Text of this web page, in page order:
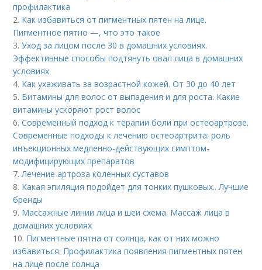
профилактика
2. Как избавиться от пигментных пятен на лице.
Пигментное пятно —, что это такое
3.Уход за лицом после 30 в домашних условиях.
Эффективные способы подтянуть овал лица в домашних
условиях
4. Как ухаживать за возрастной кожей. От 30 до 40 лет
5. Витамины для волос от выпадения и для роста. Какие
витамины ускоряют рост волос
6.Современный подход к терапии боли при остеоартрозе.
Современные подходы к лечению остеоартрита: роль
инъекционных медленно-действующих симптом-
модифицирующих препаратов
7.Лечение артроза коленных суставов
8. Какая эпиляция подойдет для тонких пушковых.. Лучшие
бренды
9. Массажные линии лица и шеи схема. Массаж лица в
домашних условиях
10. Пигментные пятна от солнца, как от них можно
избавиться. Профилактика появления пигментных пятен
на лице после солнца